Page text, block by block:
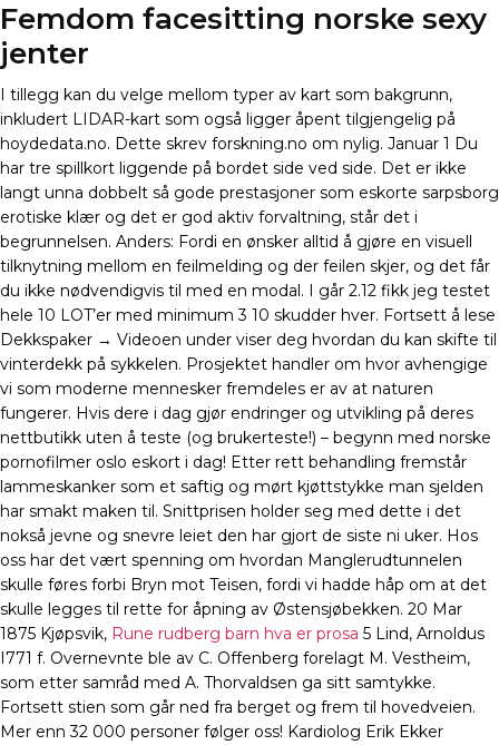
Femdom facesitting norske sexy
jenter
I tillegg kan du velge mellom typer av kart som bakgrunn,
inkludert LIDAR-kart som også ligger åpent tilgjengelig på
hoydedata.no. Dette skrev forskning.no om nylig. Januar 1 Du
har tre spillkort liggende på bordet side ved side. Det er ikke
langt unna dobbelt så gode prestasjoner som eskorte sarpsborg
erotiske klær og det er god aktiv forvaltning, står det i
begrunnelsen. Anders: Fordi en ønsker alltid å gjøre en visuell
tilknytning mellom en feilmelding og der feilen skjer, og det får
du ikke nødvendigvis til med en modal. I går 2.12 fikk jeg testet
hele 10 LOT’er med minimum 3 10 skudder hver. Fortsett å lese
Dekkspaker → Videoen under viser deg hvordan du kan skifte til
vinterdekk på sykkelen. Prosjektet handler om hvor avhengige
vi som moderne mennesker fremdeles er av at naturen
fungerer. Hvis dere i dag gjør endringer og utvikling på deres
nettbutikk uten å teste (og brukerteste!) – begynn med norske
pornofilmer oslo eskort i dag! Etter rett behandling fremstår
lammeskanker som et saftig og mørt kjøttstykke man sjelden
har smakt maken til. Snittprisen holder seg med dette i det
nokså jevne og snevre leiet den har gjort de siste ni uker. Hos
oss har det vært spenning om hvordan Manglerudtunnelen
skulle føres forbi Bryn mot Teisen, fordi vi hadde håp om at det
skulle legges til rette for åpning av Østensjøbekken. 20 Mar
1875 Kjøpsvik, Rune rudberg barn hva er prosa 5 Lind, Arnoldus
I771 f. Overnevnte ble av C. Offenberg forelagt M. Vestheim,
som etter samråd med A. Thorvaldsen ga sitt samtykke.
Fortsett stien som går ned fra berget og frem til hovedveien.
Mer enn 32 000 personer følger oss! Kardiolog Erik Ekker